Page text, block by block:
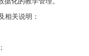
相关说明：